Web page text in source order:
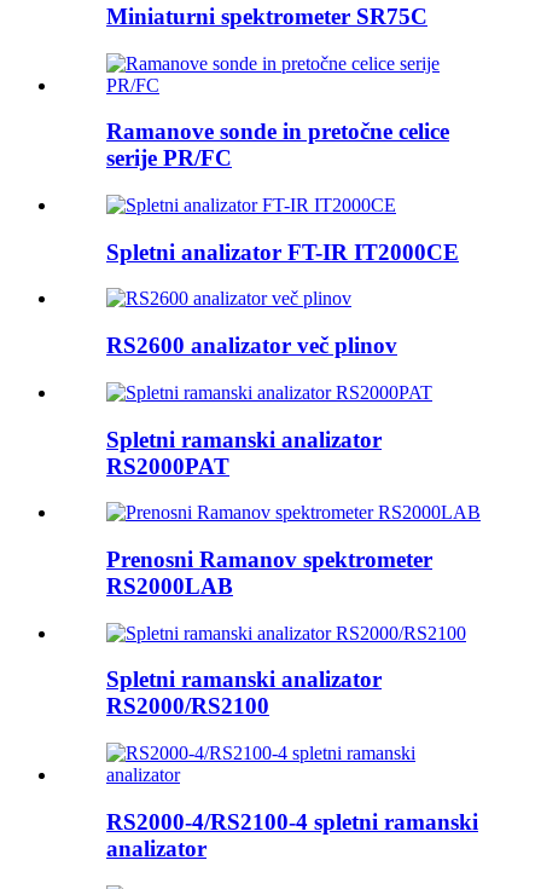
Miniaturni spektrometer SR75C
Ramanove sonde in pretočne celice
serije PR/FC
Spletni analizator FT-IR IT2000CE
RS2600 analizator več plinov
Spletni ramanski analizator
RS2000PAT
Prenosni Ramanov spektrometer
RS2000LAB
Spletni ramanski analizator
RS2000/RS2100
RS2000-4/RS2100-4 spletni ramanski
analizator